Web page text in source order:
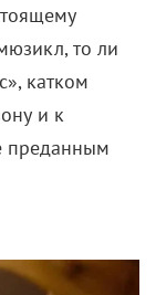
то ли
катком
и к
преданным